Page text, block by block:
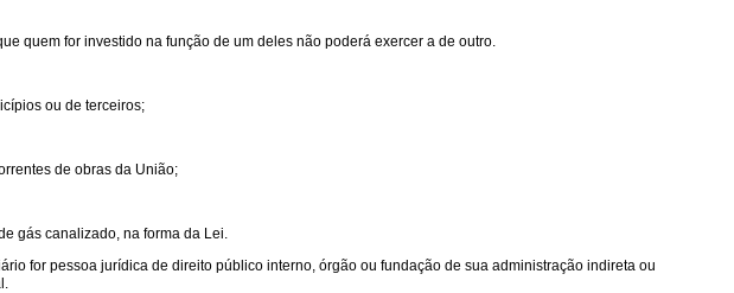
quem for investido na função de um deles não poderá exercer a de outro.
ou de terceiros;
de obras da União;
gás canalizado, na forma da Lei.
for pessoa jurídica de direito público interno, órgão ou fundação de sua administração indireta ou